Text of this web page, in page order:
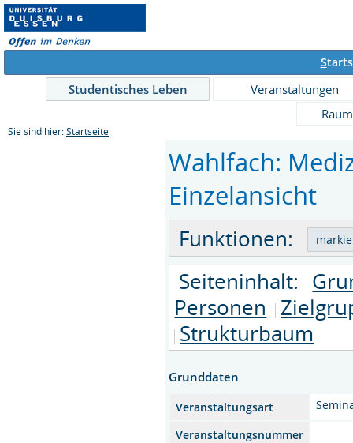
S
Studentisches Leben
Veranstaltungen
Sie sind hier: Startseite
Wahlfach:
Einzelansicht
Funktionen:
Seiteninhalt:
Personen
Strukturbaum
Grunddaten
Veranstaltungsart
Veranstaltungsnummer